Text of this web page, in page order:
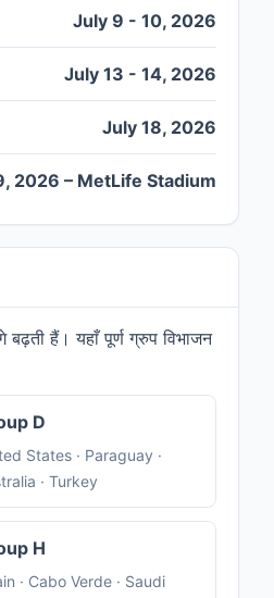
July 9 - 10, 2026
July 13 - 14, 2026
July 18, 2026
2026 – MetLife Stadium
हैं। यहाँ पूर्ण ग्रुप विभाजन
D
States · Paraguay ·
· Turkey
H
· Cabo Verde · Saudi